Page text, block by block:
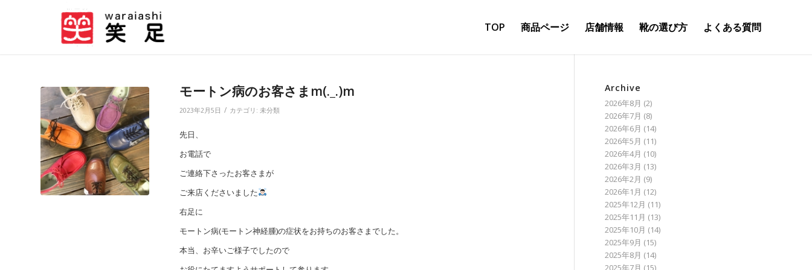
TOP 商品ページ 店舗情報 靴の選び方 よくある質問
モートン病のお客さまm(._.)m
2023年2月5日 / カテゴリ: 未分類
先日、
お電話で
ご連絡下さったお客さまが
ご来店くださいました
右足に
モートン病(モートン神経腫)の症状をお持ちのお客さまでした。
本当、お辛いご様子でしたので
Archive
2026年8月 (2)
2026年7月 (8)
2026年6月 (14)
2026年5月 (11)
2026年4月 (10)
2026年3月 (13)
2026年2月 (9)
2026年1月 (12)
2025年12月 (11)
2025年11月 (13)
2025年10月 (14)
2025年9月 (15)
2025年8月 (14)
2025年7月 (15)